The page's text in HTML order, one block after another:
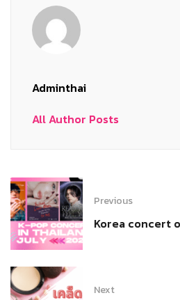
Adminthai
All Author Posts
Previous
Korea concert
Next